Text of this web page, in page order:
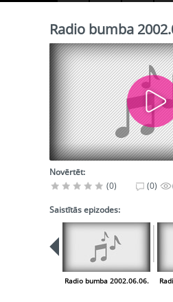
Radio bumba
Novērtēt:
(0)
(0)
Saistītās epizodes:
Radio bumba 2002.06.06.